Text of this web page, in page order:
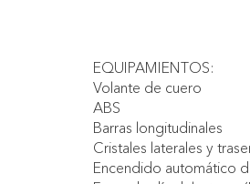
EQUIPAMIENTOS:
Volante de cuero
ABS
Barras longitudinales
Cristales laterales y
Encendido automático